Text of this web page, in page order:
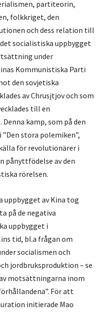
partiteorin,
folkkriget, den
och dess relation till
socialistiska uppbygget
under
Kommunistiska Parti
den sovjetiska
av Chrusjtjov och som
till en
kamp, som på den
stora polemiken”,
för revolutionärer i
pånyttfödelse av den
rörelsen.
uppbygget av Kina tog
på de negativa
uppbygget i
tid, bl.a frågan om
socialismen och
jordbruksproduktion – se
motsättningarna inom
För att
initierade Mao